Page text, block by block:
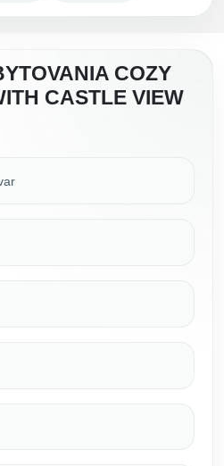
COZY
CASTLE VIEW